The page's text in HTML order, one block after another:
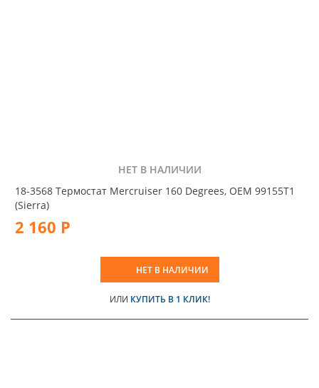
НЕТ В НАЛИЧИИ
18-3568 Термостат Mercruiser 160 Degrees, OEM 99155T1
(Sierra)
2 160 Р
НЕТ В НАЛИЧИИ
ИЛИ КУПИТЬ В 1 КЛИК!